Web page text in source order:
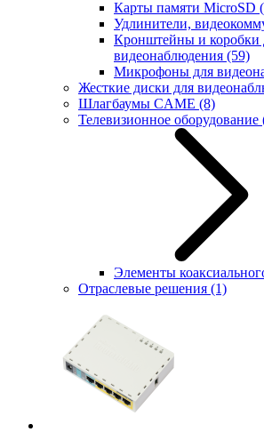
Карты памяти MicroSD
Удлинители,
Кронштейны и коробки
видеонаблюдения (59)
Микрофоны для
Жесткие диски для
Шлагбаумы CAME (8)
Телевизионное оборудование
Элементы
Отраслевые решения (1)